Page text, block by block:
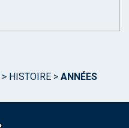
> HISTOIRE > ANNÉES